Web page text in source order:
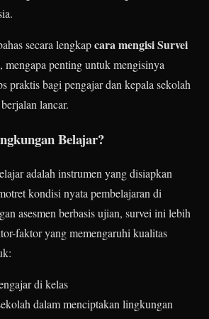
secara lengkapcara mengisi Survei
, mengapa penting untuk mengisinya
praktis bagi pengajar dan kepala sekolah
lancar.
Belajar?
adalah instrumen yang disiapkan
kondisi nyata pembelajaran di
asesmen berbasis ujian, survei ini lebih
faktor yang memengaruhi kualitas
di kelas
dalam menciptakan lingkungan